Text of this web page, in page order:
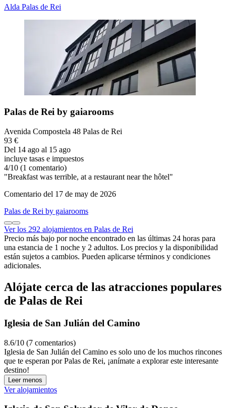
Alda Palas de Rei
Palas de Rei by gaiarooms
Avenida Compostela 48 Palas de Rei
93 €
Del 14 ago al 15 ago
incluye tasas e impuestos
4/10 (1 comentario)
"Breakfast was terrible, at a restaurant near the hôtel"
Comentario del 17 de may de 2026
Palas de Rei by gaiarooms
Ver los 292 alojamientos en Palas de Rei
Precio más bajo por noche encontrado en las últimas 24 horas para
una estancia de 1 noche y 2 adultos. Los precios y la disponibilidad
están sujetos a cambios. Pueden aplicarse términos y condiciones
adicionales.
Alójate cerca de las atracciones populares
de Palas de Rei
Iglesia de San Julián del Camino
8.6/10 (7 comentarios)
Iglesia de San Julián del Camino es solo uno de los muchos rincones
que te esperan por Palas de Rei, ¡anímate a explorar este interesante
destino!
Leer menos
Ver alojamientos